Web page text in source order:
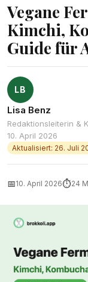
Vegane
Kimchi,
Guide für
LB
Lisa Benz
Redaktionsleiterin &
10. April 2026
Aktualisiert: 26. Juli
📅10. April 2026⏱24